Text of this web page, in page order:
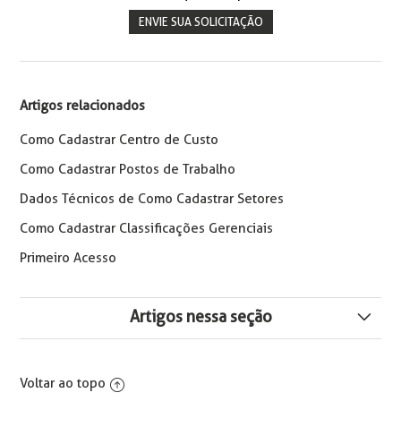
ENVIE SUA SOLICITAÇÃO
Artigos relacionados
Como Cadastrar Centro de Custo
Como Cadastrar Postos de Trabalho
Dados Técnicos de Como Cadastrar Setores
Como Cadastrar Classificações Gerenciais
Primeiro Acesso
Artigos nessa seção
ao contrato incorreto - Erros 1988 e 2009.
Voltar ao topo